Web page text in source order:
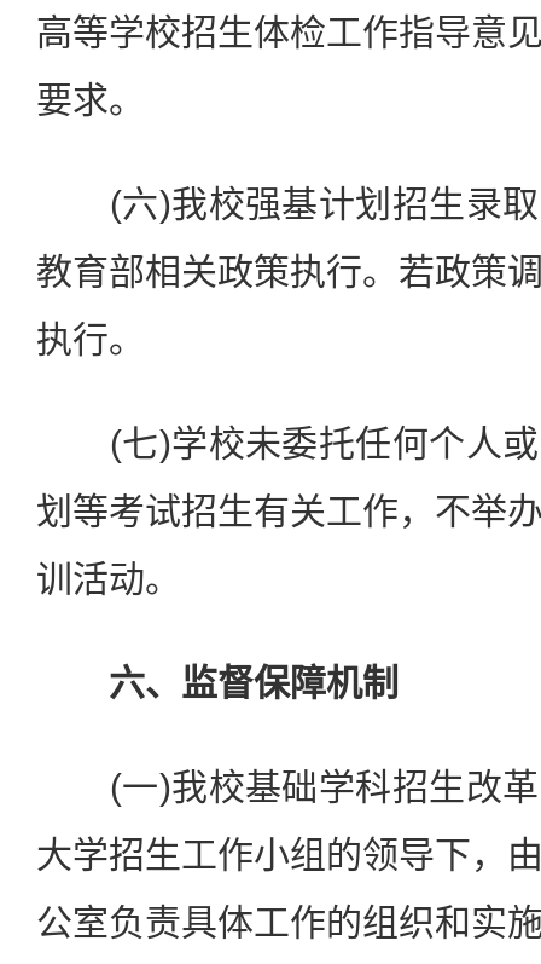
高等学校招生体检工作指导意
要求。
(六)我校强基计划招生录取
教育部相关政策执行。若政策
执行。
(七)学校未委托任何个人或
划等考试招生有关工作，不举
训活动。
六、监督保障机制
(一)我校基础学科招生改革
大学招生工作小组的领导下，
公室负责具体工作的组织和实